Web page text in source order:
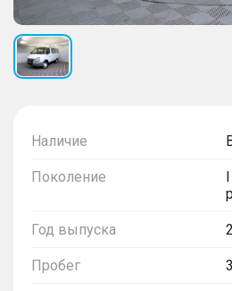
Наличие
Поколение
Год выпуска
Пробег